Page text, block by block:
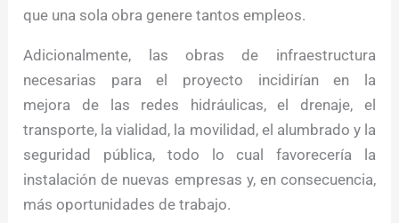
que una sola obra genere tantos empleos.
Adicionalmente, las obras de infraestructura
necesarias para el proyecto incidirían en la
mejora de las redes hidráulicas, el drenaje, el
transporte, la vialidad, la movilidad, el alumbrado y la
seguridad pública, todo lo cual favorecería la
instalación de nuevas empresas y, en consecuencia,
más oportunidades de trabajo.